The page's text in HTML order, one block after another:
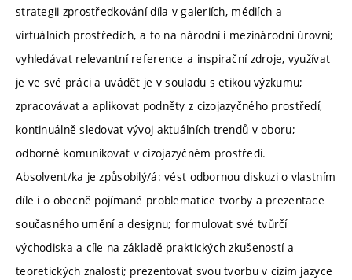
strategii zprostředkování díla v galeriích, médiích a
virtuálních prostředích, a to na národní i mezinárodní úrovni;
vyhledávat relevantní reference a inspirační zdroje, využívat
je ve své práci a uvádět je v souladu s etikou výzkumu;
zpracovávat a aplikovat podněty z cizojazyčného prostředí,
kontinuálně sledovat vývoj aktuálních trendů v oboru;
odborně komunikovat v cizojazyčném prostředí.
Absolvent/ka je způsobilý/á: vést odbornou diskuzi o vlastním
díle i o obecně pojímané problematice tvorby a prezentace
současného umění a designu; formulovat své tvůrčí
východiska a cíle na základě praktických zkušeností a
teoretických znalostí; prezentovat svou tvorbu v cizím jazyce